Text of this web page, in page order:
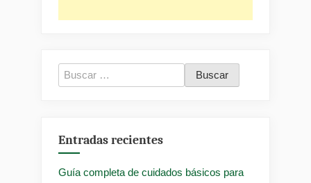
Buscar:
Entradas recientes
Guía completa de cuidados básicos para